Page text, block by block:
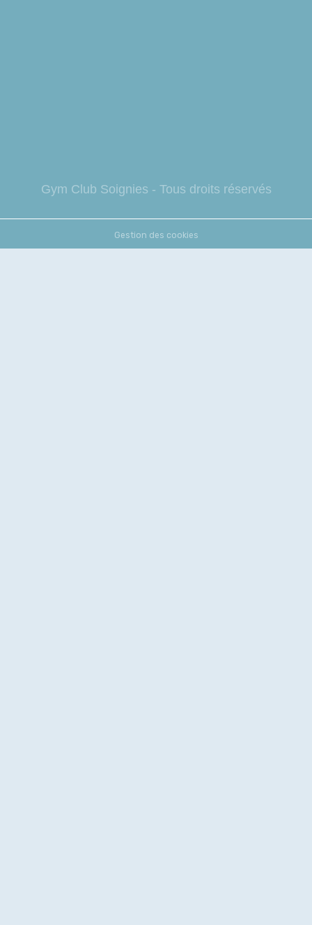
Gym Club Soignies - Tous droits réservés
Gestion des cookies